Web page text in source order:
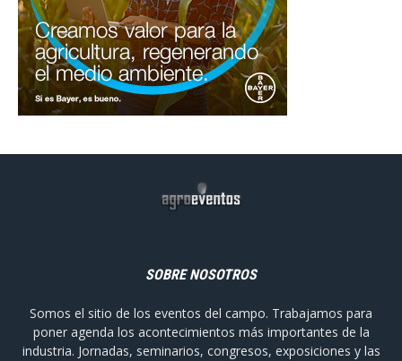
SOBRE NOSOTROS
Somos el sitio de los eventos del campo. Trabajamos para
poner agenda los acontecimientos más importantes de la
industria. Jornadas, seminarios, congresos, exposiciones y las